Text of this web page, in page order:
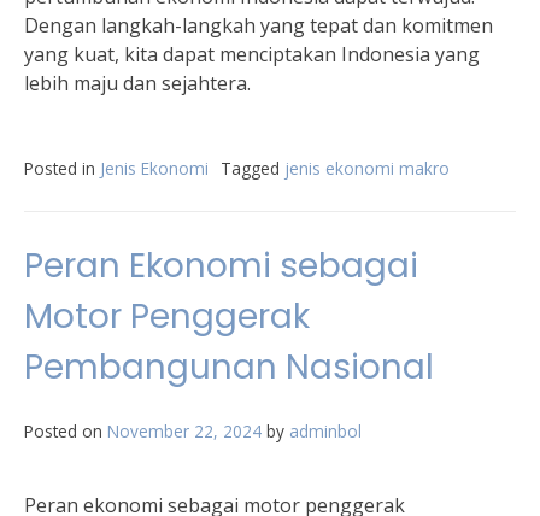
Dengan langkah-langkah yang tepat dan komitmen
yang kuat, kita dapat menciptakan Indonesia yang
lebih maju dan sejahtera.
Posted in Jenis Ekonomi Tagged jenis ekonomi makro
Peran Ekonomi sebagai
Motor Penggerak
Pembangunan Nasional
Posted on November 22, 2024 by adminbol
Peran ekonomi sebagai motor penggerak